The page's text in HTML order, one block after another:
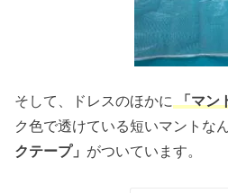
そして、ドレスのほかに 「マン
ク色で透けている短いマントな
クテープ」 がついています。